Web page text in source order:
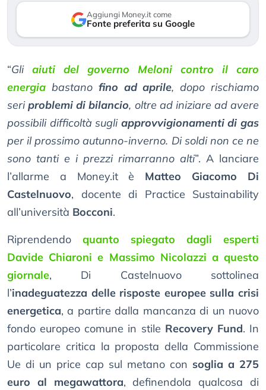
Aggiungi Money.it come
Fonte preferita su Google
“Gli aiuti del governo Meloni contro il caro
energia bastano fino ad aprile, dopo rischiamo
seriproblemi di bilancio, oltre ad iniziare ad avere
possibili difficoltà sugli approvvigionamenti di gas
per il prossimo autunno-inverno. Di soldi non ce ne
sono tanti e i prezzi rimarranno alti”. A lanciare
l’allarme a Money.it è Matteo Giacomo Di
Castelnuovo, docente di Practice Sustainability
all’università Bocconi.
Riprendendo quanto spiegato dagli esperti
Davide Chiaroni e Massimo Nicolazzi a questo
giornale, Di Castelnuovo sottolinea
l’inadeguatezza delle risposte europee sulla crisi
energetica, a partire dalla mancanza di un nuovo
fondo europeo comune in stile Recovery Fund. In
particolare critica la proposta della Commissione
Ue di un price cap sul metano con soglia a 275
euro al megawattora, definendola qualcosa di